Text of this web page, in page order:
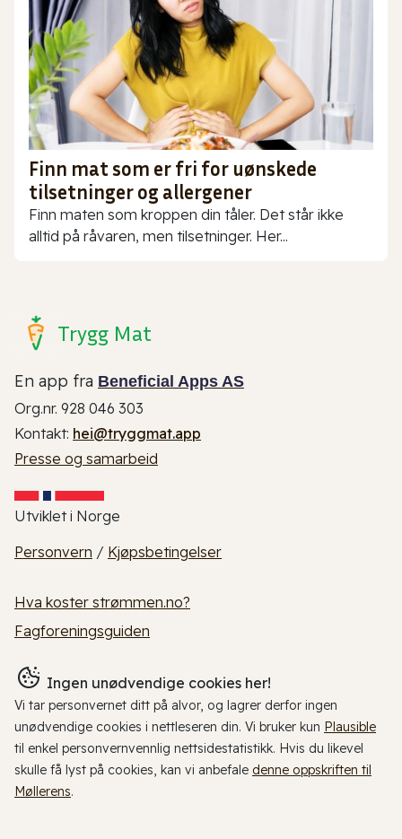
Finn mat som er fri for uønskede
tilsetninger og allergener
Finn maten som kroppen din tåler. Det står ikke
alltid på råvaren, men tilsetninger. Her...
Trygg Mat
En app fra Beneficial Apps AS
Org.nr. 928 046 303
Kontakt: hei@tryggmat.app
Presse og samarbeid
Utviklet i Norge
Personvern / Kjøpsbetingelser
Hva koster strømmen.no?
Fagforeningsguiden
Ingen unødvendige cookies her!
Vi tar personvernet ditt på alvor, og lagrer derfor ingen
unødvendige cookies i nettleseren din. Vi bruker kun Plausible
til enkel personvernvennlig nettsidestatistikk. Hvis du likevel
skulle få lyst på cookies, kan vi anbefale denne oppskriften til
Møllerens.